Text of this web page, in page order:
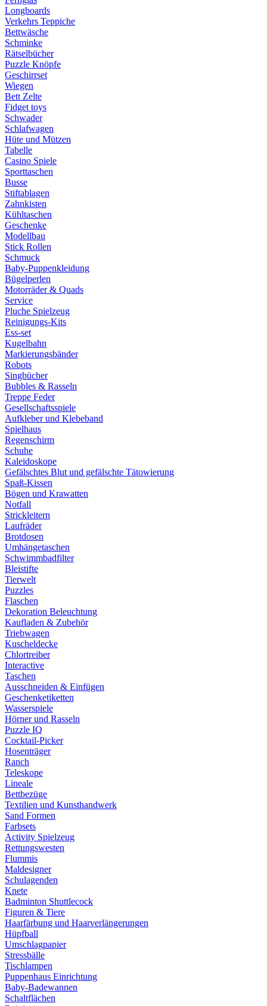
Longboards
Verkehrs Teppiche
Bettwäsche
Schminke
Rätselbücher
Puzzle Knöpfe
Geschirrset
Wiegen
Bett Zelte
Fidget toys
Schwader
Schlafwagen
Hüte und Mützen
Tabelle
Casino Spiele
Sporttaschen
Busse
Stiftablagen
Zahnkisten
Kühltaschen
Geschenke
Modellbau
Stick Rollen
Schmuck
Baby-Puppenkleidung
Bügelperlen
Motorräder & Quads
Service
Pluche Spielzeug
Reinigungs-Kits
Ess-set
Kugelbahn
Markierungsbänder
Robots
Singbücher
Bubbles & Rasseln
Treppe Feder
Gesellschaftsspiele
Aufkleber und Klebeband
Spielhaus
Regenschirm
Schuhe
Kaleidoskope
Gefälschtes Blut und gefälschte Tätowierung
Spaß-Kissen
Bögen und Krawatten
Notfall
Strickleitern
Laufräder
Brotdosen
Umhängetaschen
Schwimmbadfilter
Bleistifte
Tierwelt
Puzzles
Flaschen
Dekoration Beleuchtung
Kaufladen & Zubehör
Triebwagen
Kuscheldecke
Chlortreiber
Interactive
Taschen
Ausschneiden & Einfügen
Geschenketiketten
Wasserspiele
Hörner und Rasseln
Puzzle IQ
Cocktail-Picker
Hosenträger
Ranch
Teleskope
Lineale
Bettbezüge
Textilien und Kunsthandwerk
Sand Formen
Farbsets
Activity Spielzeug
Rettungswesten
Flummis
Maldesigner
Schulagenden
Knete
Badminton Shuttlecock
Figuren & Tiere
Haarfärbung und Haarverlängerungen
Hüpfball
Umschlagpapier
Stressbälle
Tischlampen
Puppenhaus Einrichtung
Baby-Badewannen
Schaltflächen